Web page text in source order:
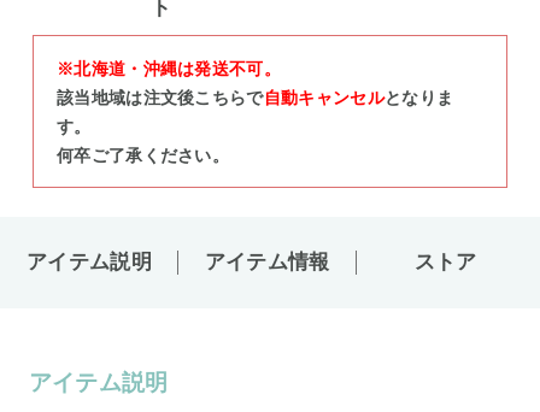
※北海道・沖縄は発送不可。
該当地域は注文後こちらで自動キャンセルとなりま
す。
何卒ご了承ください。
アイテム説明 アイテム情報 ストア
アイテム説明